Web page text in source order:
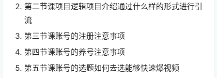
第二节课项目逻辑项目介绍通过什么样的形式进行引
流
第三节课账号的注册注意事项
第四节课账号的养号注意事项
第五节课账号的选题如何去选能够快速爆视频